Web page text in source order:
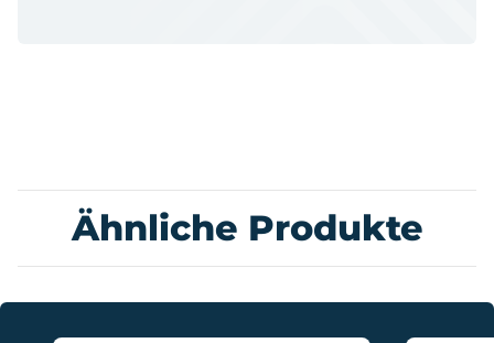
Ähnliche Produkte